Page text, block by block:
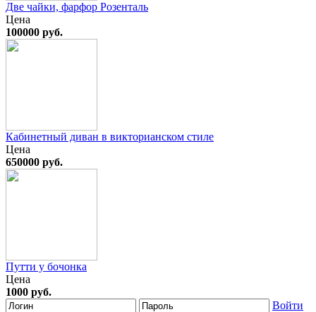
Две чайки, фарфор Розенталь
Цена
100000 руб.
Кабинетный диван в викторианском стиле
Цена
650000 руб.
Путти у бочонка
Цена
1000 руб.
Войти